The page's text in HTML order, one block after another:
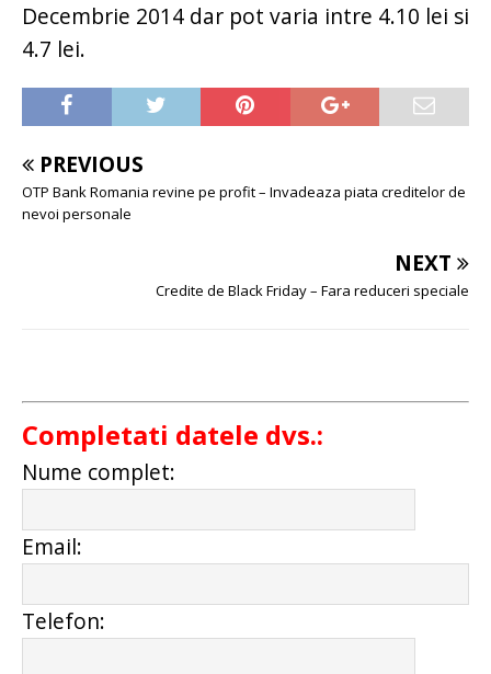
Decembrie 2014 dar pot varia intre 4.10 lei si
4.7 lei.
PREVIOUS
OTP Bank Romania revine pe profit – Invadeaza piata creditelor de
nevoi personale
NEXT
Credite de Black Friday – Fara reduceri speciale
Completati datele dvs.:
Nume complet:
Email:
Telefon: